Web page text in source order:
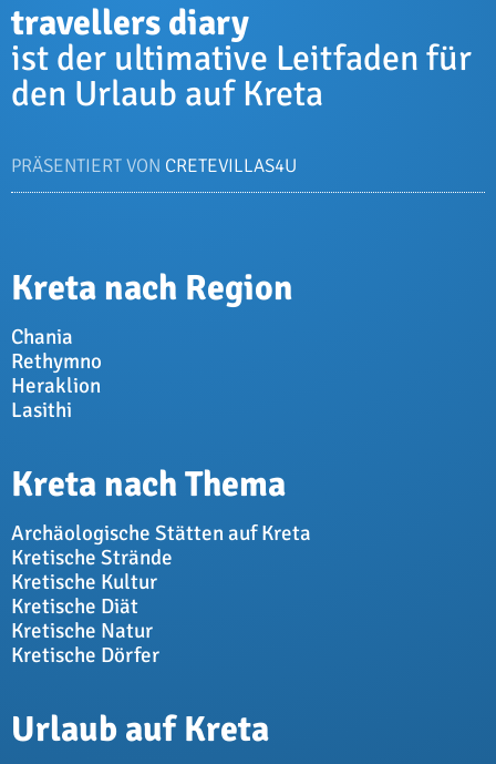
travellers diary
ist der ultimative Leitfaden für
den Urlaub auf Kreta
PRÄSENTIERT VON CRETEVILLAS4U
Kreta nach Region
Chania
Rethymno
Heraklion
Lasithi
Kreta nach Thema
Archäologische Stätten auf Kreta
Kretische Strände
Kretische Kultur
Kretische Diät
Kretische Natur
Kretische Dörfer
Urlaub auf Kreta